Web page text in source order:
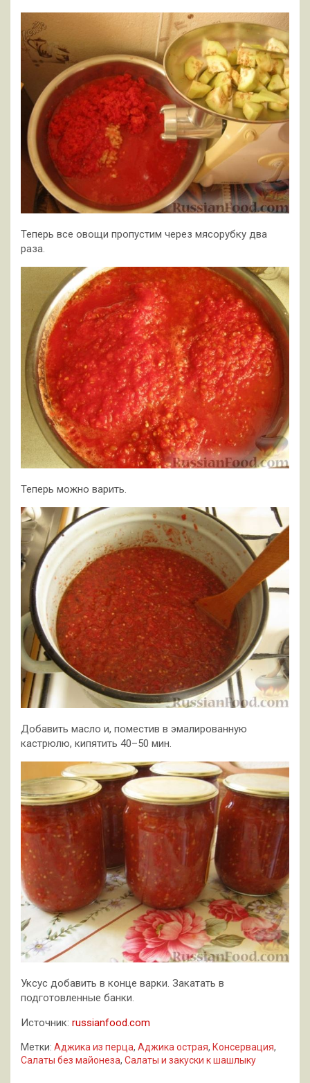
Теперь все овощи пропустим через мясорубку два
раза.
Теперь можно варить.
Добавить масло и, поместив в эмалированную
кастрюлю, кипятить 40–50 мин.
Уксус добавить в конце варки. Закатать в
подготовленные банки.
Источник: russianfood.com
Метки: Аджика из перца, Аджика острая, Консервация,
Салаты без майонеза, Салаты и закуски к шашлыку